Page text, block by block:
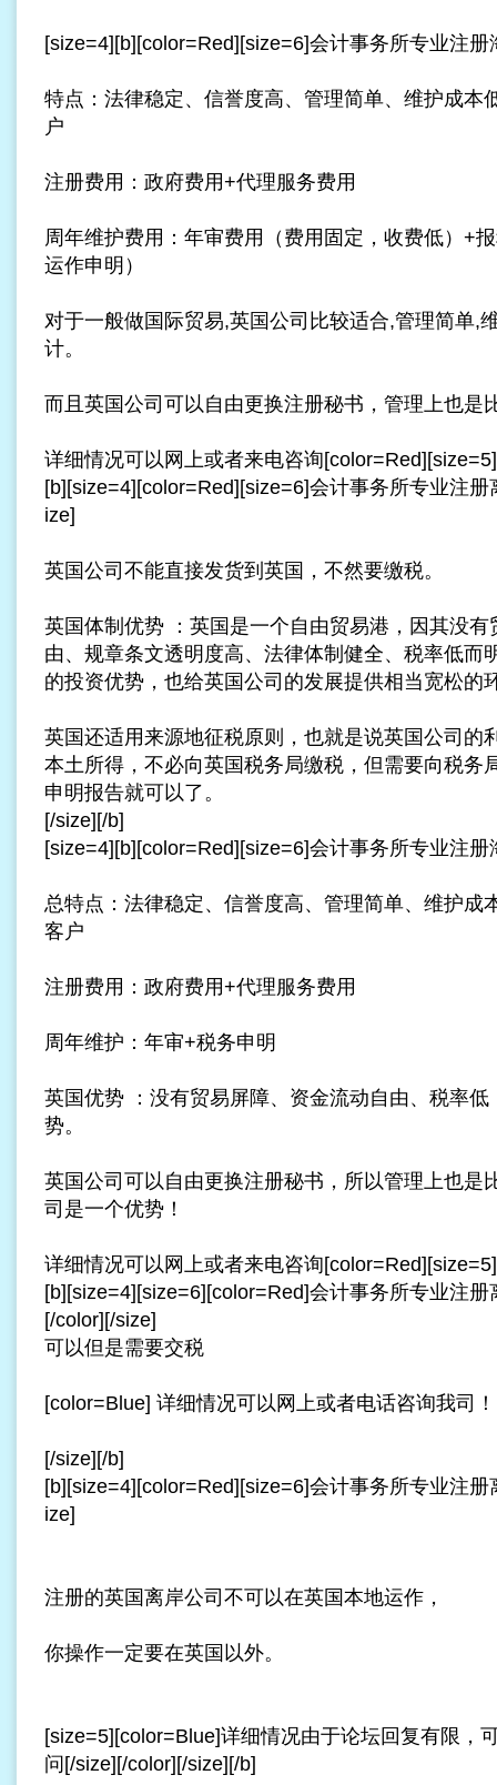
[size=4][b][color=Red][size=6]会计事务所专业注
特点：法律稳定、信誉度高、管理简单、维护成本
户
注册费用：政府费用+代理服务费用
周年维护费用：年审费用（费用固定，收费低）+
运作申明）
对于一般做国际贸易,英国公司比较适合,管理简单,
计。
而且英国公司可以自由更换注册秘书，管理上也是
详细情况可以网上或者来电咨询
[b][size=4][color=Red][size=6]会计事务所专业注册
ize]
英国公司不能直接发货到英国，不然要缴税。
英国体制优势 ：英国是一个自由贸易港，因其没
由、规章条文透明度高、法律体制健全、税率低而
的投资优势，也给英国公司的发展提供相当宽松的
英国还适用来源地征税原则，也就是说英国公司的
本土所得，不必向英国税务局缴税，但需要向税务
申明报告就可以了。
[/size][/b]
[size=4][b][color=Red][size=6]会计事务所专业注
总特点：法律稳定、信誉度高、管理简单、维护成
客户
注册费用：政府费用+代理服务费用
周年维护：年审+税务申明
英国优势 ：没有贸易屏障、资金流动自由、税率
势。
英国公司可以自由更换注册秘书，所以管理上也是
司是一个优势！
详细情况可以网上或者来电咨询
[b][size=4][size=6][color=Red]会计事务所专业注
[/color][/size]
可以但是需要交税
[color=Blue] 详细情况可以网上或者电话咨询我司
[/size][/b]
[b][size=4][color=Red][size=6]会计事务所专业注册
ize]
注册的英国离岸公司不可以在英国本地运作，
你操作一定要在英国以外。
[size=5][color=Blue]详细情况由于论坛回复有限，
问[/size][/color][/size][/b]